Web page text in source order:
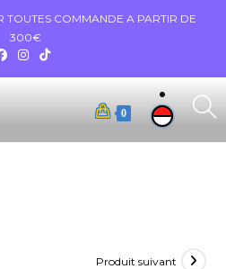
TOUTES COMMANDE A PARTIR DE
300€
0
Produit suivant